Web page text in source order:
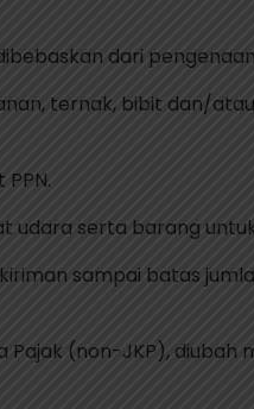
dari pengenaan
ternak, bibit dan/
udara serta barang
sampai batas
(non-JKP),